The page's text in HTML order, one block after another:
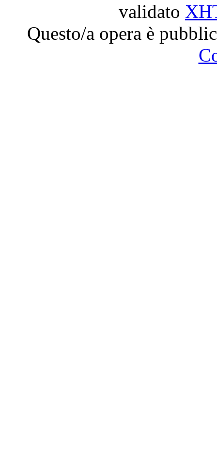
validato
Questo/a opera è